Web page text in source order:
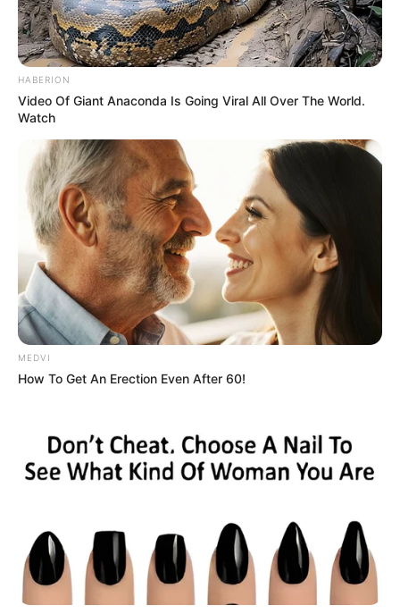
ΤΑΥΤΟΤΗΤΑ ΚΑΙ ΕΠΙΚΟΙΝΩΝΙΑ ΟΡΟΙ ΧΡΗΣΗΣ
HABERION
Video Of Giant Anaconda Is Going Viral All Over The World.
Watch
MEDVI
How To Get An Erection Even After 60!